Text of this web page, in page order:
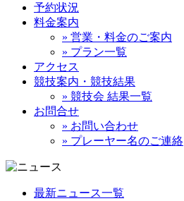
予約状況
料金案内
» 営業・料金のご案内
» プラン一覧
アクセス
競技案内・競技結果
» 競技会 結果一覧
お問合せ
» お問い合わせ
» プレーヤー名のご連絡
最新ニュース一覧